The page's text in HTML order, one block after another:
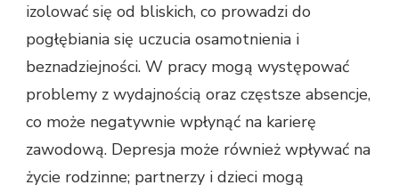
izolować się od bliskich, co prowadzi do
pogłębiania się uczucia osamotnienia i
beznadziejności. W pracy mogą występować
problemy z wydajnością oraz częstsze absencje,
co może negatywnie wpłynąć na karierę
zawodową. Depresja może również wpływać na
życie rodzinne; partnerzy i dzieci mogą